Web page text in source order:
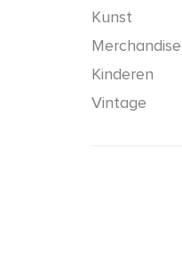
Kunst
Merchandise
Kinderen
Vintage